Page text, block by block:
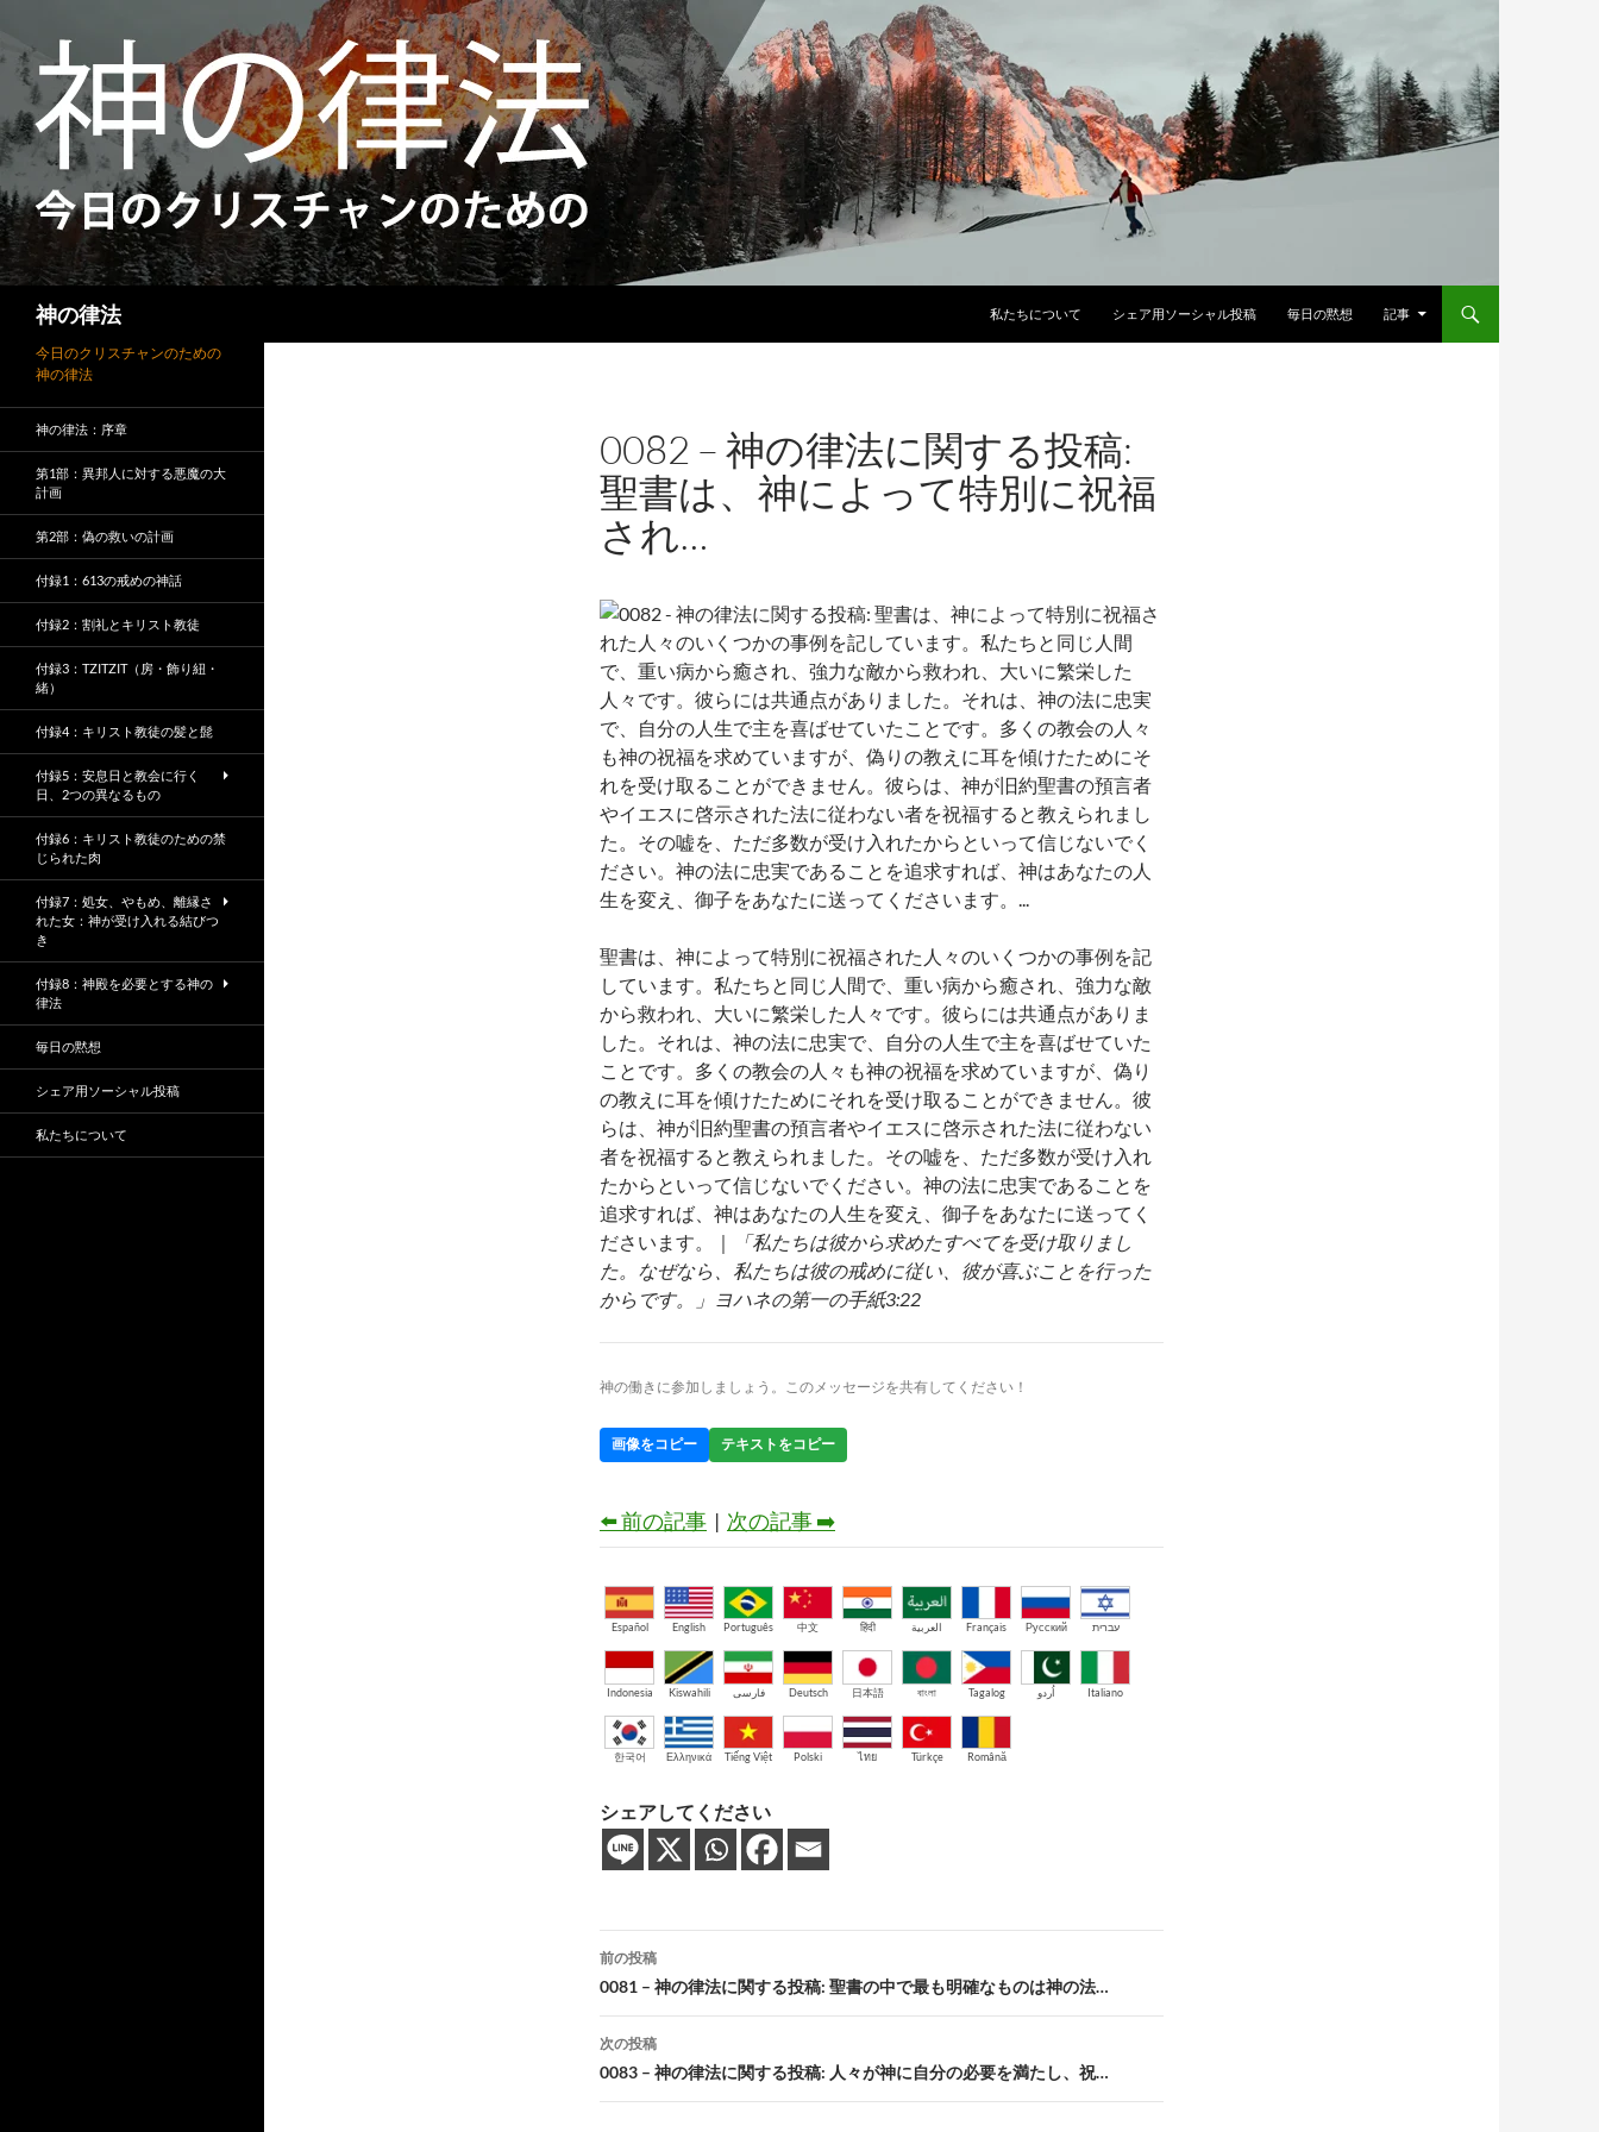
神の律法
私たちについて
シェア用ソーシャル投稿 毎日の黙想 記事
0082 – 神の律法に関する投稿:
聖書は、神によって特別に祝福
され…
聖書は、神によって特別に祝福された人々のいくつかの事例を記
しています。私たちと同じ人間で、重い病から癒され、強力な敵
から救われ、大いに繁栄した人々です。彼らには共通点がありま
した。それは、神の法に忠実で、自分の人生で主を喜ばせていた
ことです。多くの教会の人々も神の祝福を求めていますが、偽り
の教えに耳を傾けたためにそれを受け取ることができません。彼
らは、神が旧約聖書の預言者やイエスに啓示された法に従わない
者を祝福すると教えられました。その嘘を、ただ多数が受け入れ
たからといって信じないでください。神の法に忠実であることを
追求すれば、神はあなたの人生を変え、御子をあなたに送ってく
ださいます。｜
「私たちは彼から求めたすべてを受け取りまし
た。なぜなら、私たちは彼の戒めに従い、彼が喜ぶことを行った
からです。」ヨハネの第一の手紙3:22
神の働きに参加しましょう。このメッセージを共有してください！
画像をコピー テキストをコピー
⬅️ 前の記事 | 次の記事 ➡️
Español English Português 中文 हिंदी العربية Français Русский עברית
Indonesia Kiswahili فارسی Deutsch 日本語 বাংলা Tagalog اُردو Italiano
한국어 Ελληνικά Tiếng Việt Polski ไทย Türkçe Română
シェアしてください
投
稿
ナ
ビ
ゲ
前の投稿
0081 – 神の律法に関する投稿: 聖書の中で最も明確なものは神の法…
次の投稿
0083 – 神の律法に関する投稿: 人々が神に自分の必要を満たし、祝…
今日のクリスチャンのための
神の律法
神の律法：序章
第1部：異邦人に対する悪魔の大
計画
第2部：偽の救いの計画
付録1：613の戒めの神話
付録2：割礼とキリスト教徒
付録3：TZITZIT（房・飾り紐・
緒）
付録4：キリスト教徒の髪と髭
付録5：安息日と教会に行く
日、2つの異なるもの
付録6：キリスト教徒のための禁
じられた肉
付録7：処女、やもめ、離縁さ
れた女：神が受け入れる結びつ
き
付録8：神殿を必要とする神の
律法
毎日の黙想
シェア用ソーシャル投稿
私たちについて